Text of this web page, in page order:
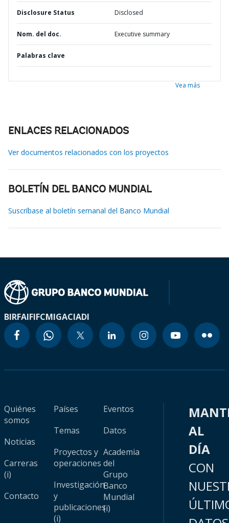
Disclosure Status Disclosed
Nom. del doc. Executive summary
Palabras clave
Vea más
ENLACES RELACIONADOS
Ver documentos relacionados con los proyectos
BOLETÍN DEL BANCO MUNDIAL
Suscríbase al boletín semanal del Banco Mundial
BIRFAIFIFCMIGACIADI
Quiénes
somos
Noticias
Carreras
(i)
Contacto
Países
Temas
Proyectos y
operaciones
Investigación
y
publicaciones
(i)
Eventos
Datos
Academia
del
Grupo
Banco
Mundial
(i)
AL
DÍA
CON